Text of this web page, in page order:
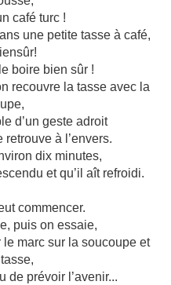
café turc !
une petite tasse à café,
boire bien sûr !
recouvre la tasse avec la
d’un geste adroit
à l’envers.
dix minutes,
et qu’il aît refroidi.
commencer.
puis on essaie,
marc sur la soucoupe et
de prévoir l’avenir...